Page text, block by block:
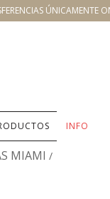
ÚNICAMENTE
INFO
MIAMI /